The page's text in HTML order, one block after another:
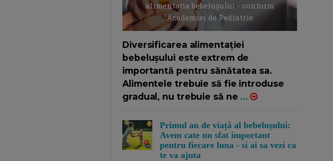
alimentația bebelușului - conform
Academiei de Pediatrie
Diversificarea alimentației
bebelușului este extrem de
importantă pentru sănătatea sa.
Alimentele trebuie să fie introduse
gradual, nu trebuie să ne ...
Primul an de viață al bebelușului:
Avem cate un sfat important
pentru fiecare luna - si ai sa vezi ca
te va ajuta